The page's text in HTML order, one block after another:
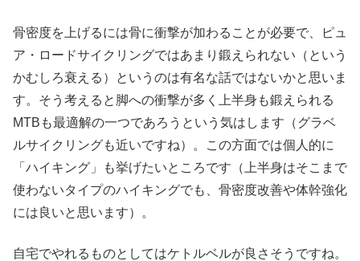
骨密度を上げるには骨に衝撃が加わることが必要で、ピュ
ア・ロードサイクリングではあまり鍛えられない（という
かむしろ衰える）というのは有名な話ではないかと思いま
す。そう考えると脚への衝撃が多く上半身も鍛えられる
MTBも最適解の一つであろうという気はします（グラベ
ルサイクリングも近いですね）。この方面では個人的に
「ハイキング」も挙げたいところです（上半身はそこまで
使わないタイプのハイキングでも、骨密度改善や体幹強化
には良いと思います）。
自宅でやれるものとしてはケトルベルが良さそうですね。